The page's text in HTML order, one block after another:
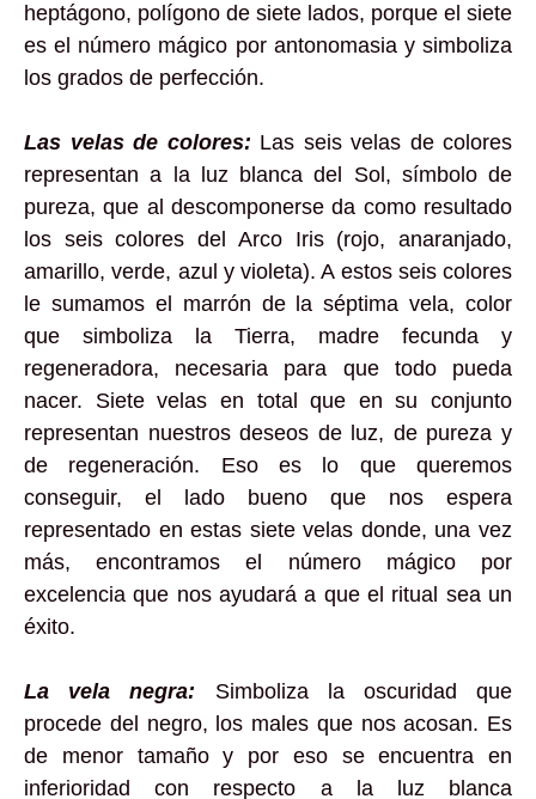
heptágono, polígono de siete lados, porque el siete
es el número mágico por antonomasia y simboliza
los grados de perfección.
Las velas de colores: Las seis velas de colores
representan a la luz blanca del Sol, símbolo de
pureza, que al descomponerse da como resultado
los seis colores del Arco Iris (rojo, anaranjado,
amarillo, verde, azul y violeta). A estos seis colores
le sumamos el marrón de la séptima vela, color
que simboliza la Tierra, madre fecunda y
regeneradora, necesaria para que todo pueda
nacer. Siete velas en total que en su conjunto
representan nuestros deseos de luz, de pureza y
de regeneración. Eso es lo que queremos
conseguir, el lado bueno que nos espera
representado en estas siete velas donde, una vez
más, encontramos el número mágico por
excelencia que nos ayudará a que el ritual sea un
éxito.
La vela negra: Simboliza la oscuridad que
procede del negro, los males que nos acosan. Es
de menor tamaño y por eso se encuentra en
inferioridad con respecto a la luz blanca